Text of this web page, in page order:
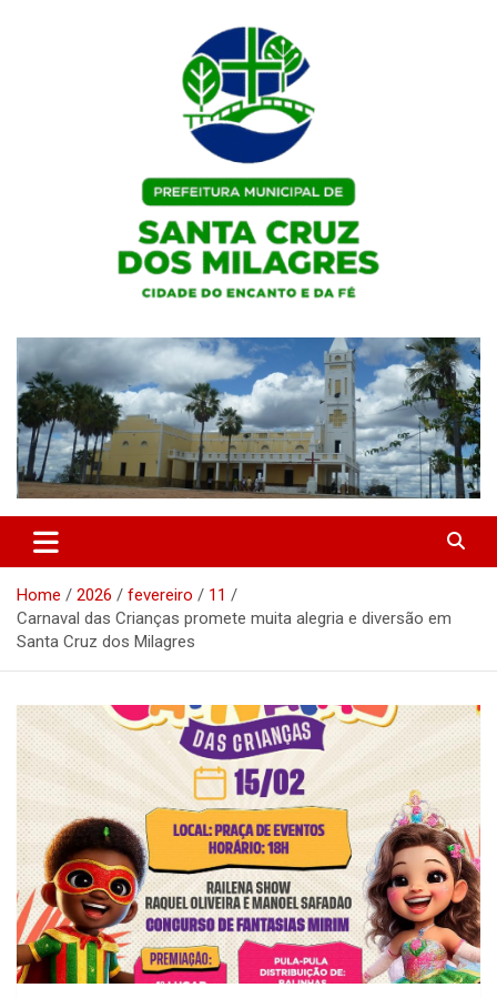
Prefeitura de Santa Cruz dos
Milagres / PI
Home 2026 fevereiro
11
Carnaval das Crianças promete muita alegria e diversão em
Santa Cruz dos Milagres